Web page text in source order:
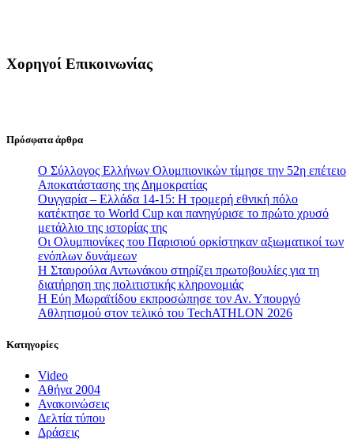
Χορηγοί Επικοινωνίας
Πρόσφατα άρθρα
Ο Σύλλογος Ελλήνων Ολυμπιονικών τίμησε την 52η επέτειο
Αποκατάστασης της Δημοκρατίας
Ουγγαρία – Ελλάδα 14-15: Η τρομερή εθνική πόλο
κατέκτησε το World Cup και πανηγύρισε το πρώτο χρυσό
μετάλλιο της ιστορίας της
Οι Ολυμπιονίκες του Παρισιού ορκίστηκαν αξιωματικοί των
ενόπλων δυνάμεων
Η Σταυρούλα Αντωνάκου στηρίζει πρωτοβουλίες για τη
διατήρηση της πολιτιστικής κληρονομιάς
Η Εύη Μωραϊτίδου εκπροσώπησε τον Αν. Υπουργό
Αθλητισμού στον τελικό του TechATHLON 2026
Κατηγορίες
Video
Αθήνα 2004
Ανακοινώσεις
Δελτία τύπου
Δράσεις